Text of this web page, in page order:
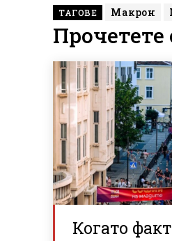
ТАГОВЕ Макрон
Когато